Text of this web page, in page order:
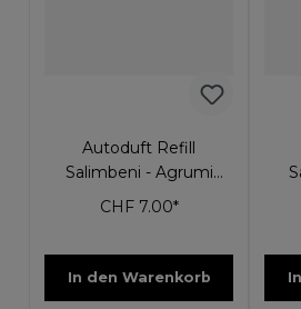
Autoduft Refill
Salimbeni - Agrumi
Amari
CHF 7.00*
In den Warenkorb